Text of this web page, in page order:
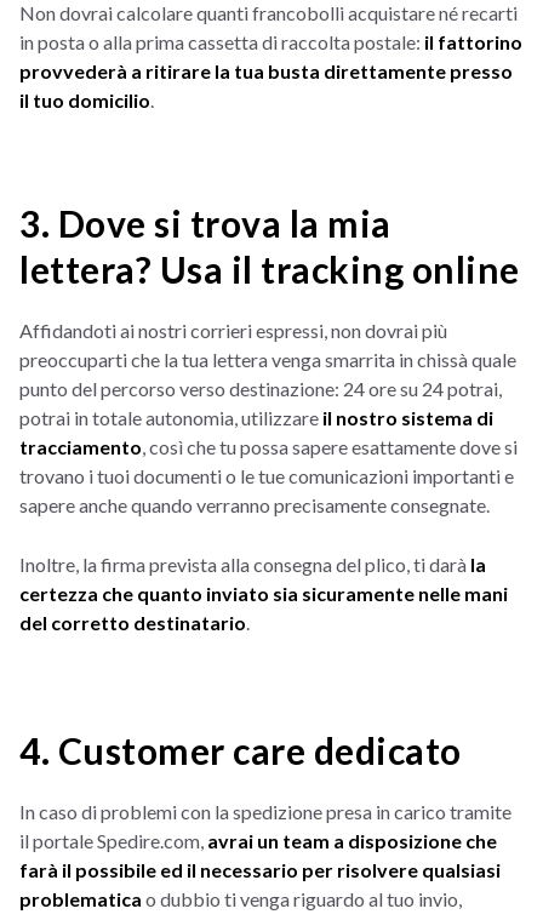
Non dovrai calcolare quanti francobolli acquistare né recarti
in posta o alla prima cassetta di raccolta postale: il fattorino
provvederà a ritirare la tua busta direttamente presso
il tuo domicilio.
3. Dove si trova la mia
lettera? Usa il tracking online
Affidandoti ai nostri corrieri espressi, non dovrai più
preoccuparti che la tua lettera venga smarrita in chissà quale
punto del percorso verso destinazione: 24 ore su 24 potrai,
potrai in totale autonomia, utilizzare il nostro sistema di
tracciamento, così che tu possa sapere esattamente dove si
trovano i tuoi documenti o le tue comunicazioni importanti e
sapere anche quando verranno precisamente consegnate.
Inoltre, la firma prevista alla consegna del plico, ti darà la
certezza che quanto inviato sia sicuramente nelle mani
del corretto destinatario.
4. Customer care dedicato
In caso di problemi con la spedizione presa in carico tramite
il portale Spedire.com, avrai un team a disposizione che
farà il possibile ed il necessario per risolvere qualsiasi
problematica o dubbio ti venga riguardo al tuo invio,